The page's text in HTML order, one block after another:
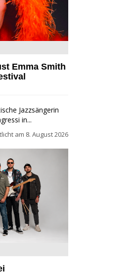
beim Garda Jazz
Emma Smith
Jazzsängerin
in...
am 8. August 2026
Cuba" zu Gast